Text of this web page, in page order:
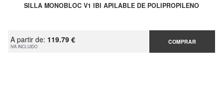
SILLA MONOBLOC V1 IBI APILABLE DE POLIPROPILENO
A partir de: 119.79 €
IVA INCLUIDO
COMPRAR